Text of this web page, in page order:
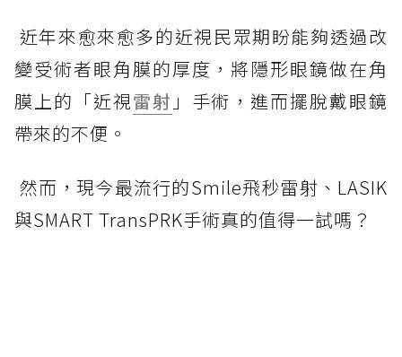
近年來愈來愈多的近視民眾期盼能夠透過改
變受術者眼角膜的厚度，將隱形眼鏡做在角
膜上的「近視雷射 」手術，進而擺脫戴眼鏡
帶來的不便。
然而，現今最流行的Smile飛秒雷射、LASIK
與SMART TransPRK手術真的值得一試嗎？